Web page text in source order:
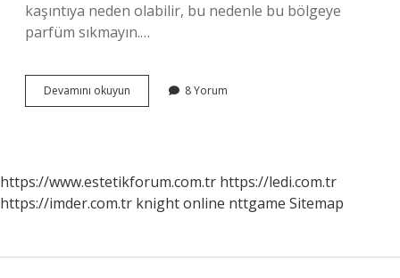
kaşıntıya neden olabilir, bu nedenle bu bölgeye
parfüm sıkmayın.…
Devamını okuyun
Altını
8 Yorum
https://www.estetikforum.com.tr https://ledi.com.tr
https://imder.com.tr knight online nttgame Sitemap